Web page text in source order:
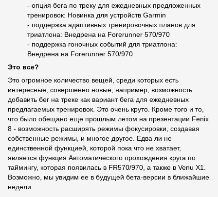
- опция бега по треку для ежедневных предложенных
тренировок: Новинка для устройств Garmin
- поддержка адаптивных тренировочных планов для
триатлона: Внедрена на Forerunner 570/970
- поддержка гоночных событий для триатлона:
Внедрена на Forerunner 570/970
Это все?
Это огромное количество вещей, среди которых есть
интересные, совершенно новые, например, возможность
добавить бег на треке как вариант бега для ежедневных
предлагаемых тренировок. Это очень круто. Кроме того и то,
что было обещано еще прошлым летом на презентации Fenix
8 - возможность расширять режимы фокусировки, создавая
собственные режимы, и многое другое. Едва ли не
единственной функцией, которой пока что не хватает,
является функция Автоматического прохождения круга по
таймингу, которая появилась в FR570/970, а также в Venu X1.
Возможно, мы увидим ее в будущей бета-версии в ближайшие
недели.